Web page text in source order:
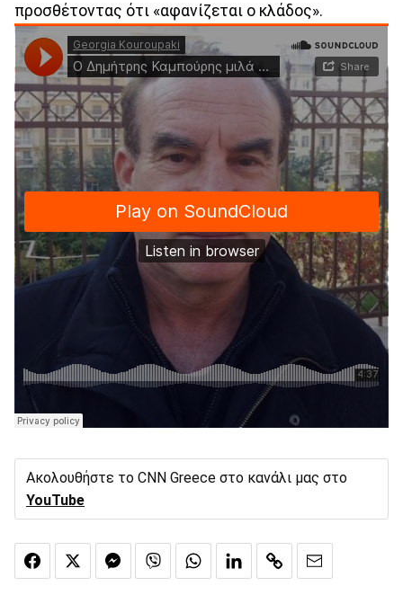
προσθέτοντας ότι «αφανίζεται ο κλάδος».
Ακολουθήστε το CNN Greece στο κανάλι μας στο
YouTube